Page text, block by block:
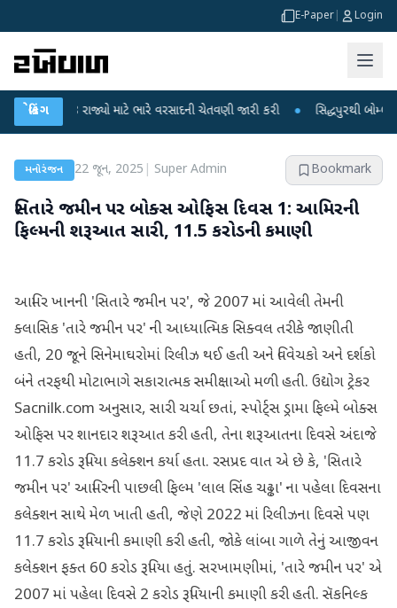
E-Paper Login
બ્રેકિંગ
18 રાજ્યો માટે ભારે વરસાદની ચેતવણી જારી કરી ● સિદ્ધપુરથી બોમ્બ
મનોરંજન 22 જૂન, 2025 Super Admin Bookmark
સિતારે જમીન પર બોક્સ ઓફિસ દિવસ 1: આમિરની
ફિલ્મની શરૂઆત સારી, 11.5 કરોડની કમાણી
આમિર ખાનની 'સિતારે જમીન પર', જે 2007 માં આવેલી તેમની
ક્લાસિક 'તારે જમીન પર' ની આધ્યાત્મિક સિક્વલ તરીકે જાણીતી
હતી, 20 જૂને સિનેમાઘરોમાં રિલીઝ થઈ હતી અને વિવેચકો અને દર્શકો
બંને તરફથી મોટાભાગે સકારાત્મક સમીક્ષાઓ મળી હતી. ઉદ્યોગ ટ્રેકર
Sacnilk.com અનુસાર, સારી ચર્ચા છતાં, સ્પોર્ટ્સ ડ્રામા ફિલ્મે બોક્સ
ઓફિસ પર શાનદાર શરૂઆત કરી હતી, તેના શરૂઆતના દિવસે અંદાજે
11.7 કરોડ રૂપિયા કલેક્શન કર્યા હતા. રસપ્રદ વાત એ છે કે, 'સિતારે
જમીન પર' આમિરની પાછલી ફિલ્મ 'લાલ સિંહ ચઢ્ઢા' ના પહેલા દિવસના
કલેક્શન સાથે મેળ ખાતી હતી, જેણે 2022 માં રિલીઝના દિવસે પણ
11.7 કરોડ રૂપિયાની કમાણી કરી હતી, જોકે લાંબા ગાળે તેનું આજીવન
કલેક્શન ફક્ત 60 કરોડ રૂપિયા હતું. સરખામણીમાં, 'તારે જમીન પર' એ
2007 માં પહેલા દિવસે 2 કરોડ રૂપિયાની કમાણી કરી હતી. સૅકનિલ્ક